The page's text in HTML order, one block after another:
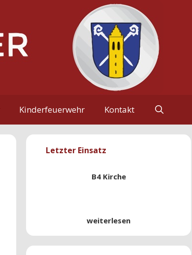
Kinderfeuerwehr Kontakt
Letzter Einsatz
B4 Kirche
weiterlesen